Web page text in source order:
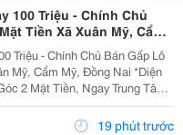
100 Triệu - Chính Chủ
Tiền Xã Xuân Mỹ, Cẩm
Triệu - Chính Chủ Bán Gấp Lô
Mỹ, Cẩm Mỹ, Đồng Nai *Diện
2 Mặt Tiền, Ngay Trung Tâm,
Đa Ngành Nghề. Cách Quốc Lộ
*Pháp Lý Sổ Hồng...19 phút trước